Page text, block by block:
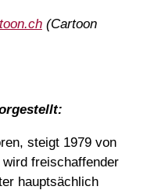
(Cartoon
steigt 1979 von
freischaffender
hauptsächlich